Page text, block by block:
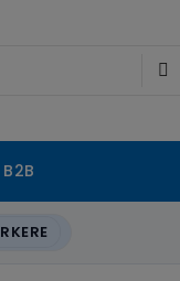
B2B